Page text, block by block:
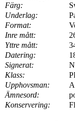
Färg:
Underlag:
Format:
Inre mått:
Yttre mått:
Datering:
Signerat:
Klass:
Upphovsman:
Ämnesord:
Konservering: